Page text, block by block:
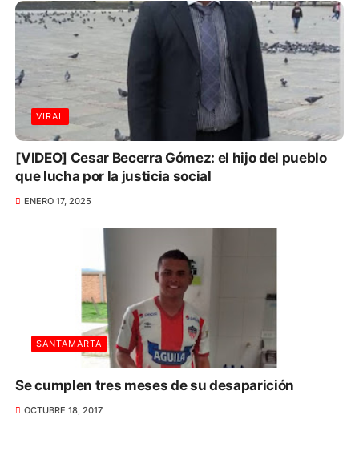
VIRAL
[VIDEO] Cesar Becerra Gómez: el hijo del pueblo
que lucha por la justicia social
ENERO 17, 2025
SANTAMARTA
Se cumplen tres meses de su desaparición
OCTUBRE 18, 2017